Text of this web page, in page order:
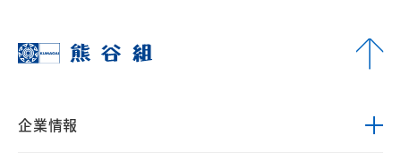
企業情報